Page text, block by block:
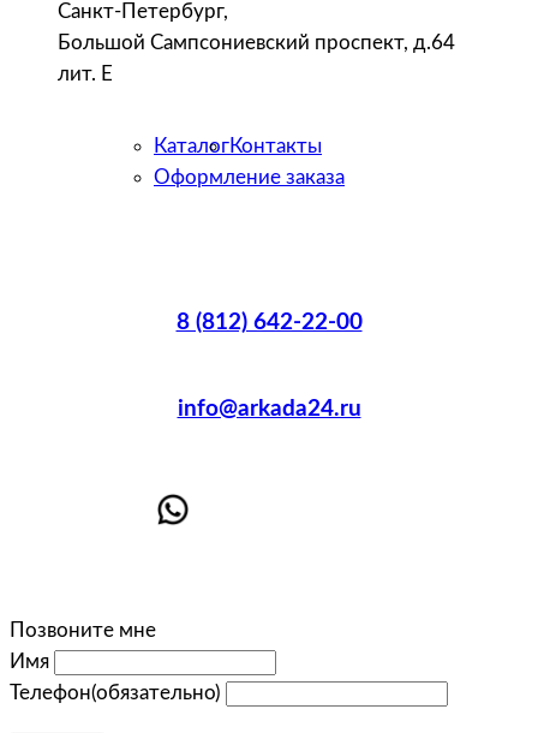
Санкт-Петербург,
Большой Сампсониевский проспект, д.64
лит. Е
КаталогКонтакты
Оформление заказа
8 (812) 642-22-00
info@arkada24.ru
Позвоните мне
Имя
Телефон(обязательно)